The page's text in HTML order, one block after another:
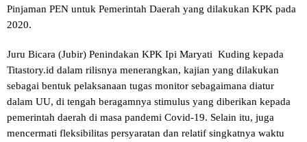
Pinjaman PEN untuk Pemerintah Daerah yang dilakukan KPK pada
2020.
Juru Bicara (Jubir) Penindakan KPK Ipi Maryati Kuding kepada
Titastory.id dalam rilisnya menerangkan, kajian yang dilakukan
sebagai bentuk pelaksanaan tugas monitor sebagaimana diatur
dalam UU, di tengah beragamnya stimulus yang diberikan kepada
pemerintah daerah di masa pandemi Covid-19. Selain itu, juga
mencermati fleksibilitas persyaratan dan relatif singkatnya waktu